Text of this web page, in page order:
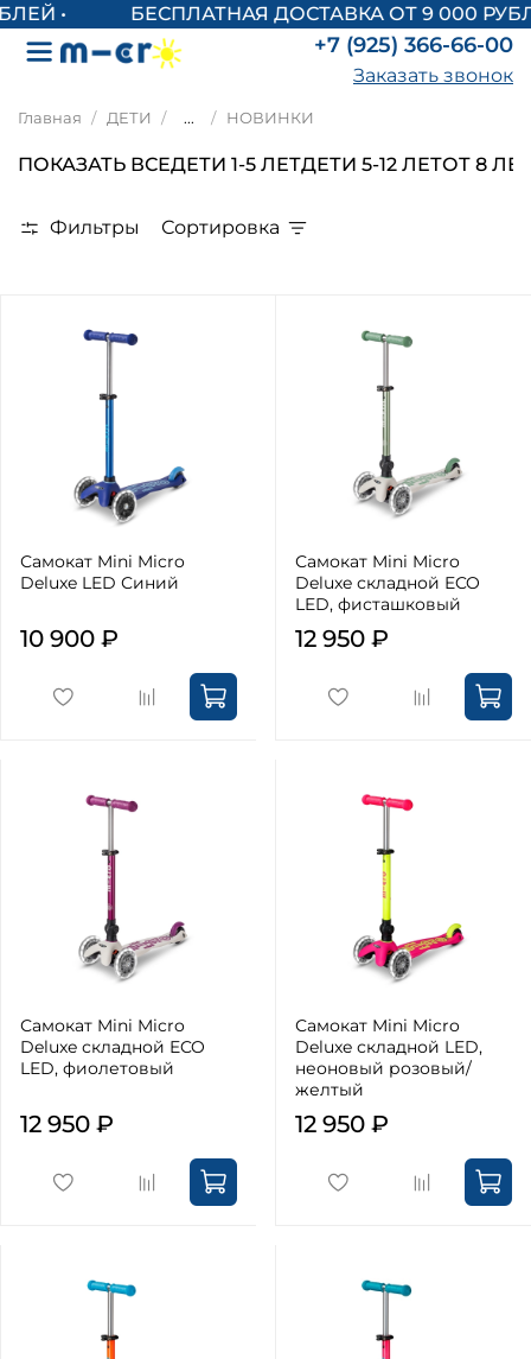
БЕСПЛАТНАЯ ДОСТАВКА ОТ 9 000
+7 (925) 366-66-00
Заказать звонок
Главная ДЕТИ ... НОВИНКИ
ПОКАЗАТЬ ВСЕДЕТИ 1-5 ЛЕТДЕТИ 5-12 ЛЕТОТ 8 ЛЕТ
Фильтры Сортировка
Самокат Mini Micro
Deluxe LED Синий
10 900 ₽
Самокат Mini Micro
Deluxe складной ECO
LED, фисташковый
12 950 ₽
Самокат Mini Micro
Deluxe складной ECO
LED, фиолетовый
12 950 ₽
Самокат Mini Micro
Deluxe складной LED,
неоновый розовый/
желтый
12 950 ₽